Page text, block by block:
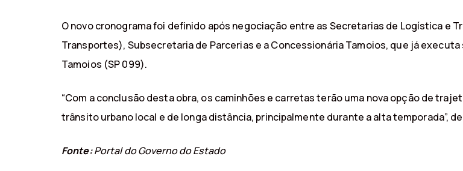
O novo cronograma foi definido após negociação entre as Secretarias de Logística e
Transportes), Subsecretaria de Parcerias e a Concessionária Tamoios, que já
Tamoios (SP 099).
“Com a conclusão desta obra, os caminhões e carretas terão uma nova opção de
trânsito urbano local e de longa distância, principalmente durante a alta temporada”,
Fonte:Portal do Governo do Estado